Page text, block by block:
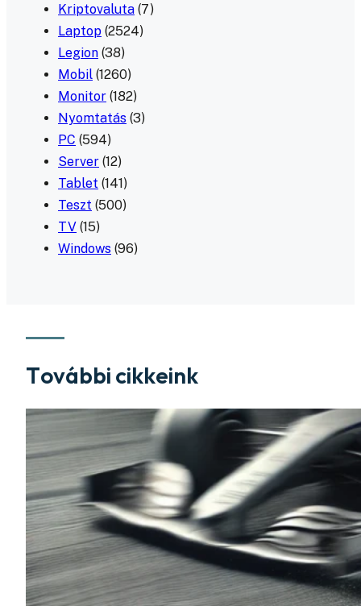
Kriptovaluta (7)
Laptop (2524)
Legion (38)
Mobil (1260)
Monitor (182)
Nyomtatás (3)
PC (594)
Server (12)
Tablet (141)
Teszt (500)
TV (15)
Windows (96)
További cikkeink